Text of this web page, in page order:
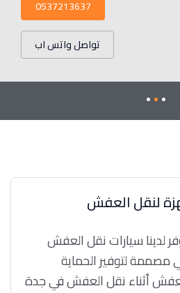
0537213637
تواصل واتس اب
لنقل العفش
سيارات نقل العفش
لتوفير الحماية
أثناء نقل العفش في جدة